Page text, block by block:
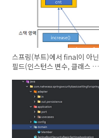
스프링(부트)에서 final이 아닌
필드(인스턴스 변수, 클래스 변